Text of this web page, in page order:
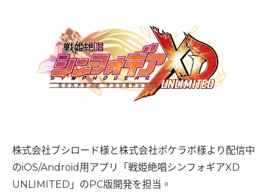
株式会社ブシロード様と株式会社ポケラボ様より配信中
のiOS/Android用アプリ「戦姫絶唱シンフォギアXD
UNLIMITED」のPC版開発を担当。